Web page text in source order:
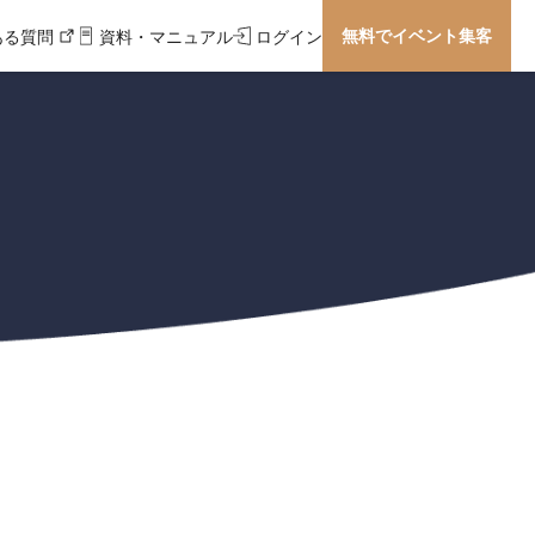
質問 資料・マニュアル ログイン 無料でイベント集客